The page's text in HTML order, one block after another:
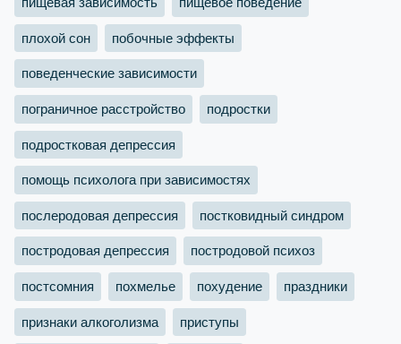
плохой сон побочные эффекты
поведенческие зависимости
пограничное расстройство подростки
подростковая депрессия
помощь психолога при зависимостях
послеродовая депрессия постковидный синдром
постродовая депрессия постродовой психоз
постсомния похмелье похудение праздники
признаки алкоголизма приступы